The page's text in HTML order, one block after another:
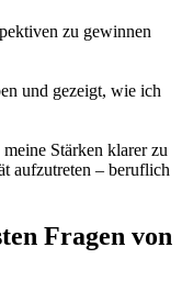
zu gewinnen
und gezeigt, wie ich
Stärken klarer zu
aufzutreten – beruflich
Fragen von